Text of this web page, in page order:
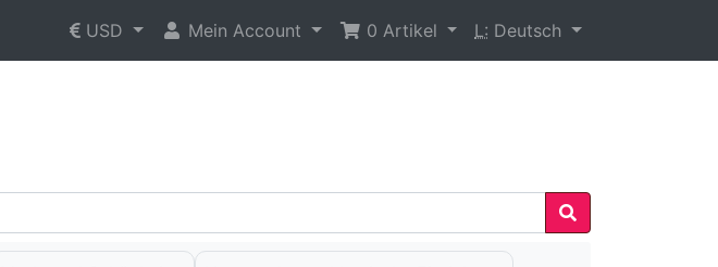
USD Mein Account 0 Artikel L: Deutsch